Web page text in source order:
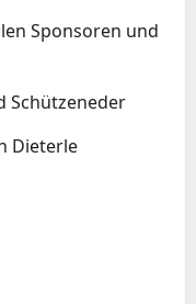
Sponsoren und
Schützeneder
Dieterle